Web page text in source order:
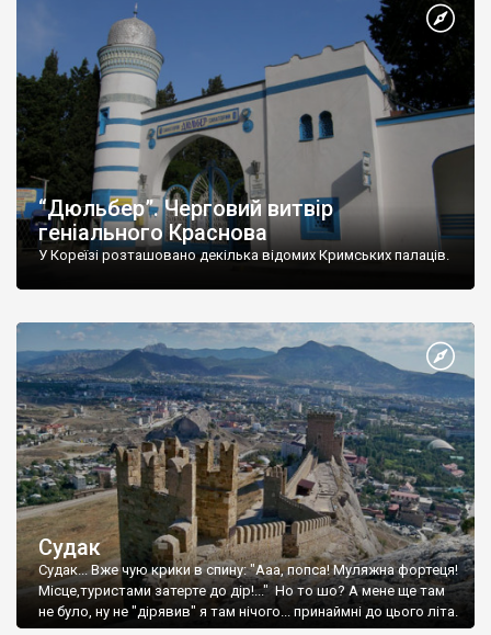
“Дюльбер”. Черговий витвір
геніального Краснова
У Кореїзі розташовано декілька відомих Кримських палаців.
Судак
Судак... Вже чую крики в спину: "Ааа, попса! Муляжна фортеця!
Місце,туристами затерте до дір!..." Но то шо? А мене ще там
не було, ну не "дірявив" я там нічого... принаймні до цього літа.